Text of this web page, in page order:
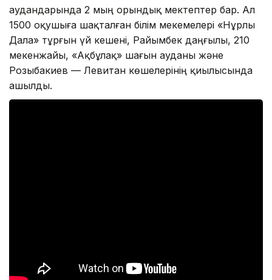
аудандарында 2 мың орындық мектептер бар. Ал
1500 оқушыға шақталған білім мекемелері «Нұрлы
Дала» тұрғын үй кешені, Райымбек даңғылы, 210
мекенжайы, «Ақбұлақ» шағын ауданы және
Розыбакиев — Левитан көшелерінің қиылысында
ашылды.